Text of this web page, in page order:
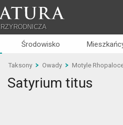
Środowisko
Taksony Owady Motyle
Satyrium titus